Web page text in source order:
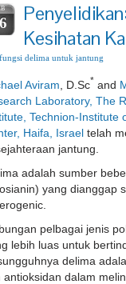
Kesihatan
fungsi delima untuk jantung
Aviram , D.Sc* and
Laboratory, The
Technion-Institute
Haifa, Israel telah
jantung.
adalah sumber
yang dianggap
pelbagai jenis
lebih luas untuk
delima
antioksidan dalam